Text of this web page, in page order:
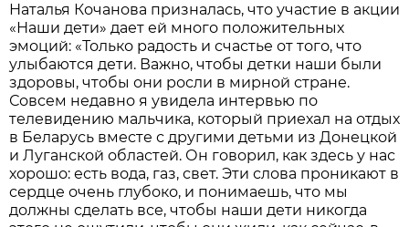
Наталья Кочанова призналась, что участие в акции
«Наши дети» дает ей много положительных
эмоций: «Только радость и счастье от того, что
улыбаются дети. Важно, чтобы детки наши были
здоровы, чтобы они росли в мирной стране.
Совсем недавно я увидела интервью по
телевидению мальчика, который приехал на отдых
в Беларусь вместе с другими детьми из Донецкой
и Луганской областей. Он говорил, как здесь у нас
хорошо: есть вода, газ, свет. Эти слова проникают в
сердце очень глубоко, и понимаешь, что мы
должны сделать все, чтобы наши дети никогда